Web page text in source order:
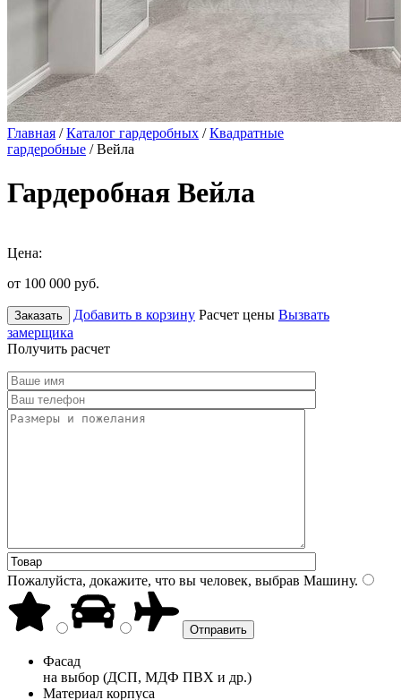
Главная /Каталог гардеробных /Квадратные
гардеробные / Вейла
Гардеробная Вейла
Цена:
от 100 000 руб.
Заказать Добавить в корзину Расчет цены Вызвать
замерщика
Получить расчет
Пожалуйста, докажите, что вы человек, выбрав Машину.
Фасад
на выбор (ДСП, МДФ ПВХ и др.)
Материал корпуса